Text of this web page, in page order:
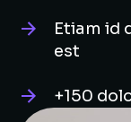
Etiam id
est
+150